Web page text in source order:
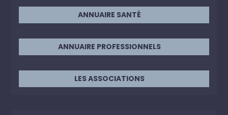
ANNUAIRE SANTÉ
ANNUAIRE PROFESSIONNELS
LES ASSOCIATIONS